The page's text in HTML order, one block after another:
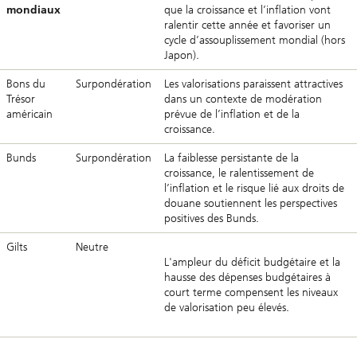
mondiaux
que la croissance et l’inflation vont
ralentir cette année et favoriser un
cycle d’assouplissement mondial (hors
Japon).
Bons du
Trésor
américain
Surpondération
Les valorisations paraissent attractives
dans un contexte de modération
prévue de l’inflation et de la
croissance.
Bunds Surpondération
La faiblesse persistante de la
croissance, le ralentissement de
l’inflation et le risque lié aux droits de
douane soutiennent les perspectives
positives des Bunds.
Gilts
Neutre
L'ampleur du déficit budgétaire et la
hausse des dépenses budgétaires à
court terme compensent les niveaux
de valorisation peu élevés.